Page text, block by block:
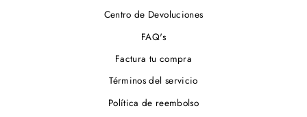
Centro de Devoluciones
FAQ's
Factura tu compra
Términos del servicio
Política de reembolso